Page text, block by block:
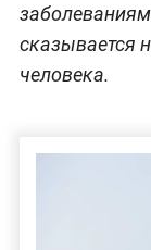
сказывается
человека.